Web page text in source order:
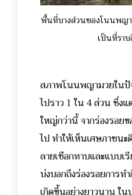
พื้นที่บางส่วนของโนนพญ
เป็นที่รา
สภาพโนนพญามวยในปั
ไปราว 1 ใน 4 ส่วน ซึ่ง
ใหญ่กว่านี้ จากร่องรอย
ไป ทำให้เห็นเศษภาชน
ลายเชือกทาบและแบบ
บ่งบอกถึงร่องรอยการ